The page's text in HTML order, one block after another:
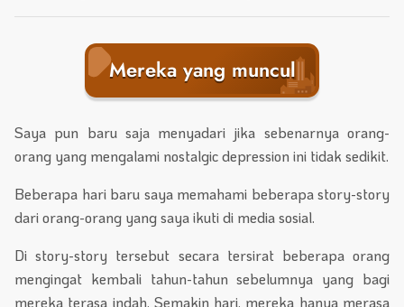
Mereka yang muncul
Saya pun baru saja menyadari jika sebenarnya orang-
orang yang mengalami nostalgic depression ini tidak sedikit.
Beberapa hari baru saya memahami beberapa story-story
dari orang-orang yang saya ikuti di media sosial.
Di story-story tersebut secara tersirat beberapa orang
mengingat kembali tahun-tahun sebelumnya yang bagi
mereka terasa indah. Semakin hari, mereka hanya merasa